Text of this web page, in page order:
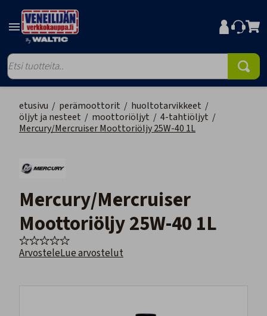
etusivu / perämoottorit / huoltotarvikkeet /
öljyt ja nesteet / moottoriöljyt / 4-tahtiöljyt /
Mercury/Mercruiser Moottoriöljy 25W-40 1L
Mercury/Mercruiser
Moottoriöljy 25W-40 1L
ArvosteleLue arvostelut